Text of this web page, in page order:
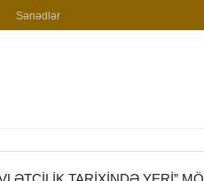
Sənədlər